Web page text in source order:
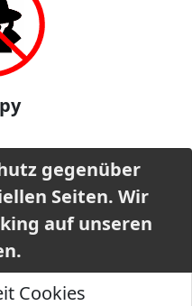
gegenüber
Seiten. Wir
auf unseren
Cookies